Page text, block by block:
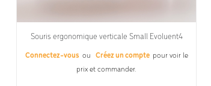
Souris ergonomique verticale Small Evoluent4
Connectez-vous ou Créez un compte pour voir le
prix et commander.